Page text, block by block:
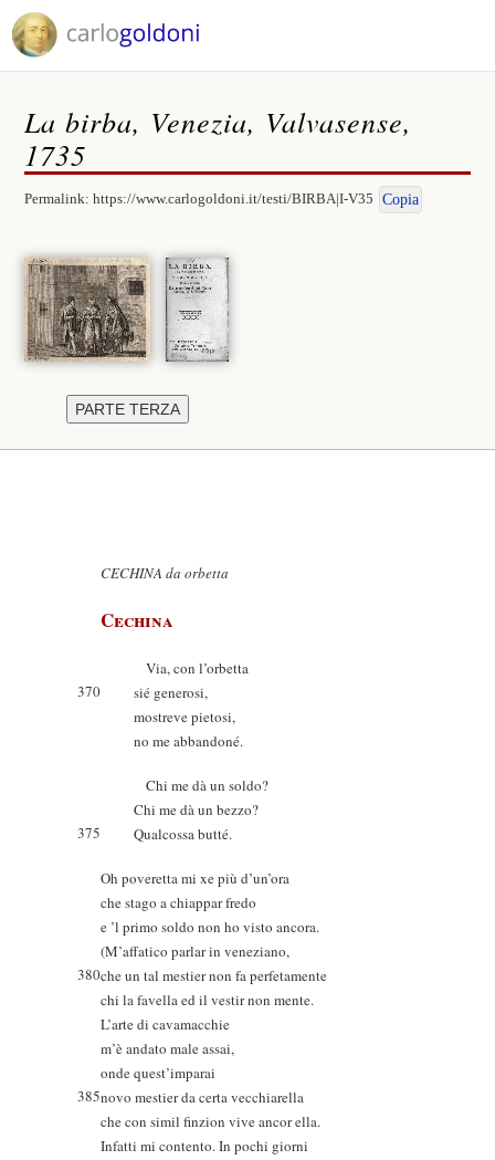
La birba, Venezia, Valvasense,
1735
Permalink:https://www.carlogoldoni.it/testi/BIRBA|I-V35 Copia
CECHINA da orbetta
Cechina
Via, con l’orbetta
370
sié generosi,
mostreve pietosi,
no me abbandoné.
Chi me dà un soldo?
Chi me dà un bezzo?
375
Qualcossa butté.
Oh poveretta mi xe più d’un’ora
che stago a chiappar fredo
e ’l primo soldo non ho visto ancora.
(M’affatico parlar in veneziano,
380che un tal mestier non fa perfetamente
chi la favella ed il vestir non mente.
L’arte di cavamacchie
m’è andato male assai,
onde quest’imparai
385novo mestier da certa vecchiarella
che con simil finzion vive ancor ella.
Infatti mi contento. In pochi giorni